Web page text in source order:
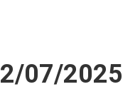
07/2025